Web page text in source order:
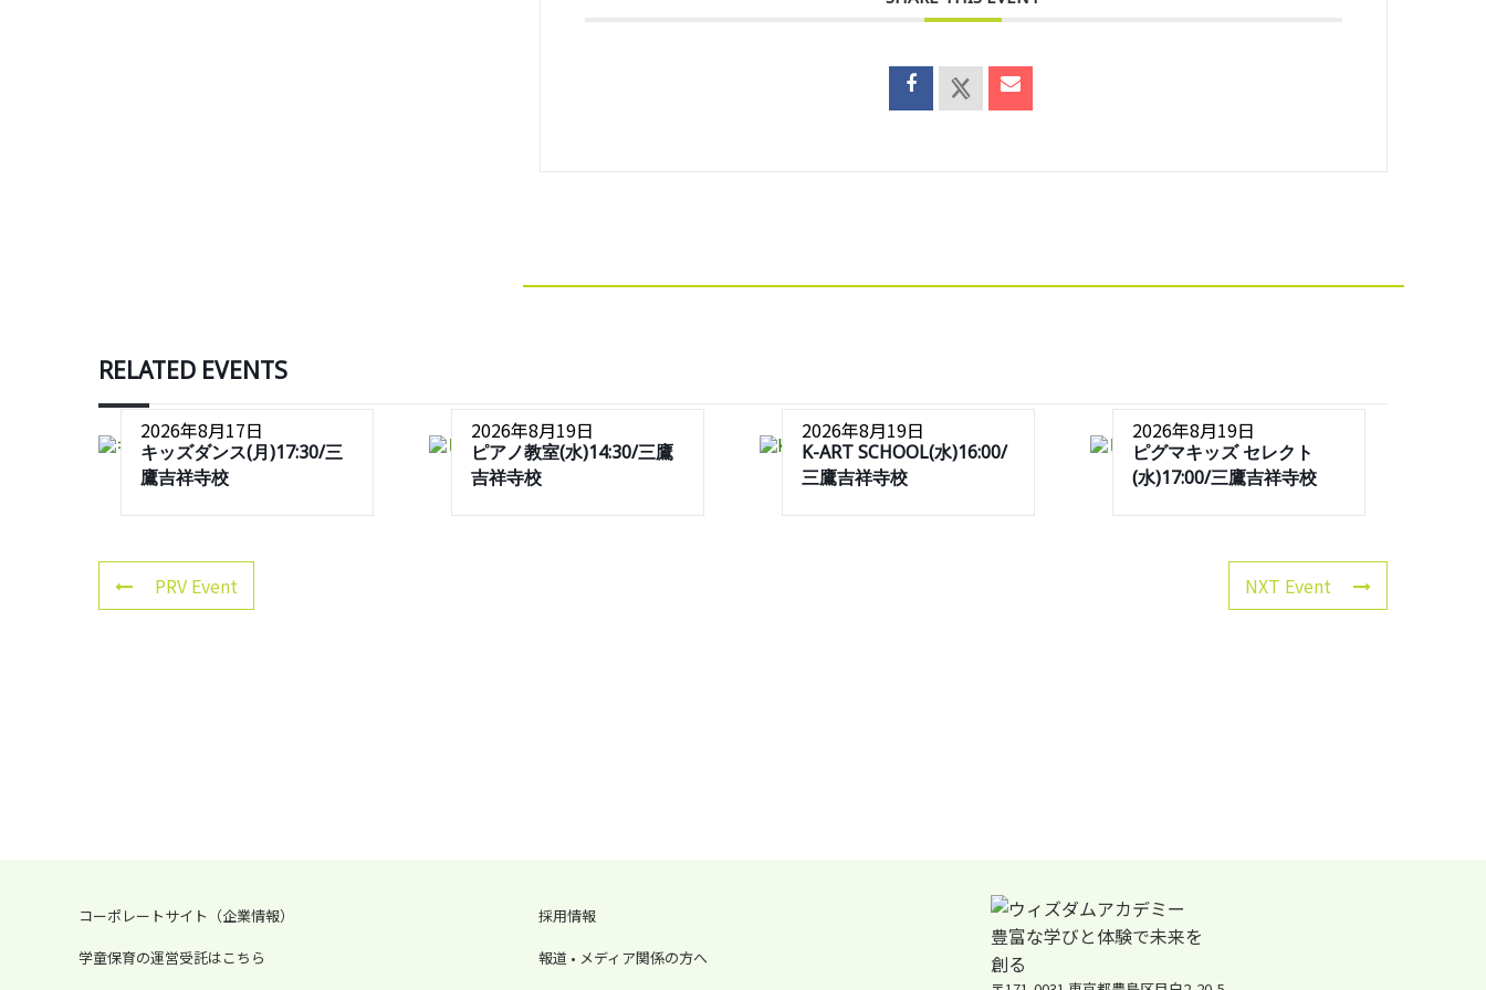
RELATED EVENTS
2026年8月17日
キッズダンス(月)17:30/三
鷹吉祥寺校
2026年8月19日
ピアノ教室(水)14:30/三鷹
吉祥寺校
2026年8月19日
K-ART SCHOOL(水)16:00/
三鷹吉祥寺校
2026年8月19日
ピグマキッズ セレクト
(水)17:00/三鷹吉祥寺校
PRV Event NXT Event
コーポレートサイト（企業情報）
学童保育の運営受託はこちら
採用情報
報道 • メディア関係の方へ